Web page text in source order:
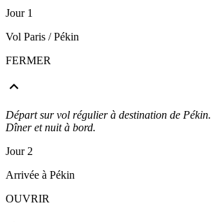
Jour 1
Vol Paris / Pékin
FERMER
Départ sur vol régulier à destination de Pékin.
Dîner et nuit à bord.
Jour 2
Arrivée à Pékin
OUVRIR